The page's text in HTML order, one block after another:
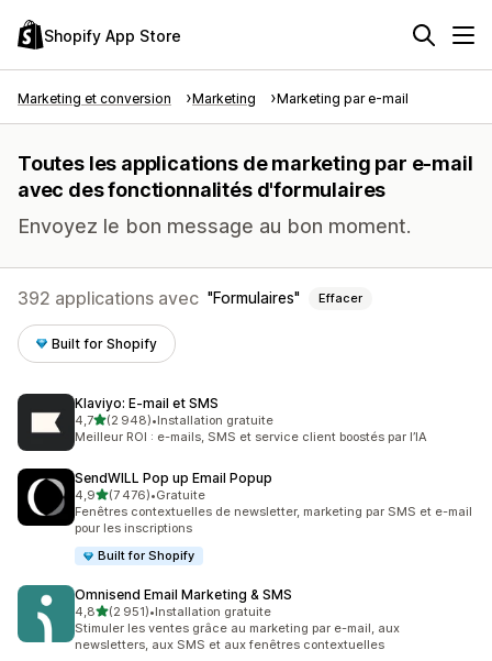
Shopify App Store
Marketing et conversion Marketing Marketing par e-mail
Toutes les applications de marketing par e-mail
avec des fonctionnalités d'formulaires
Envoyez le bon message au bon moment.
392 applications avec Formulaires Effacer
Built for Shopify
Klaviyo: E‑mail et SMS
4,7étoile(s) sur 5
(2 948)
2948 avis au total
•Installation gratuite
Meilleur ROI : e-mails, SMS et service client boostés par l’IA
SendWILL Pop up Email Popup
4,9étoile(s) sur 5
(7 476)
7476 avis au total
•Gratuite
Fenêtres contextuelles de newsletter, marketing par SMS et e-mail
pour les inscriptions
Built for Shopify
Omnisend Email Marketing & SMS
4,8étoile(s) sur 5
(2 951)
2951 avis au total
•Installation gratuite
Stimuler les ventes grâce au marketing par e-mail, aux
newsletters, aux SMS et aux fenêtres contextuelles